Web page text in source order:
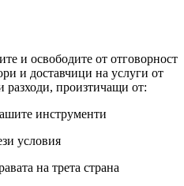
и освободите от отговорност
и доставчици на услуги от
разходи, произтичащи от:
инструменти
условия
на трета страна